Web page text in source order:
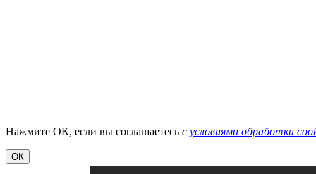
Нажмите ОК, если вы соглашаетесь с условиями обработки
ОК